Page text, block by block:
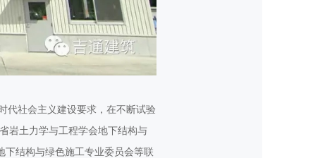
代社会主义建设要求，在不断试验
岩土力学与工程学会地下结构与
下结构与绿色施工专业委员会等联